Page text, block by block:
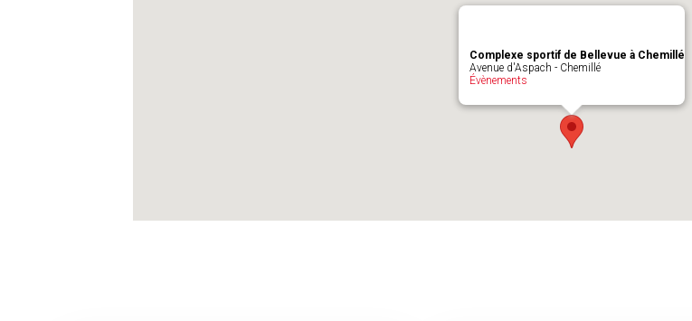
Complexe sportif de Bellevue à Chemillé
Avenue d'Aspach - Chemillé
Évènements